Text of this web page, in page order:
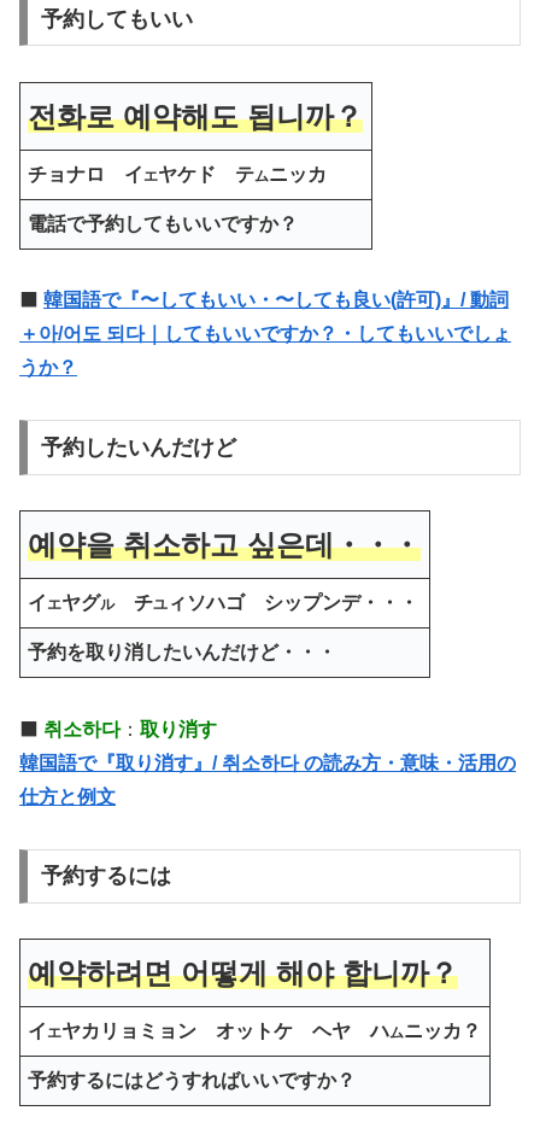
予約してもいい
전화로 예약해도 됩니까？
チョナロ イ エヤケド テムニッカ
電話で予約してもいいですか？
韓国語で『〜してもいい・〜しても良い(許可)』/ 動詞
＋아/어도 되다｜してもいいですか？・してもいいでしょ
うか？
予約したいんだけど
예약을 취소하고 싶은데・・・
イ エヤグルチユ ィソハゴ シップンデ・・・
予約を取り消したいんだけど・・・
취소하다： 取り消す
韓国語で『取り消す』/ 취소하다 の読み方・意味・活用の
仕方と例文
予約するには
예약하려면 어떻게 해야 합니까？
イ エヤカリョミョン オットケ ヘヤ ハムニッカ？
予約するにはどうすればいいですか？